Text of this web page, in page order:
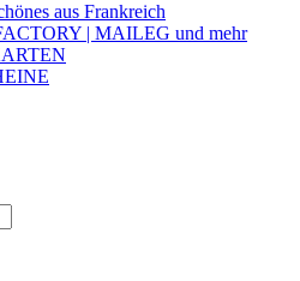
aus Frankreich
| MAILEG und mehr